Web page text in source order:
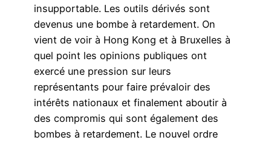
insupportable. Les outils dérivés sont
devenus une bombe à retardement. On
vient de voir à Hong Kong et à Bruxelles à
quel point les opinions publiques ont
exercé une pression sur leurs
représentants pour faire prévaloir des
intérêts nationaux et finalement aboutir à
des compromis qui sont également des
bombes à retardement. Le nouvel ordre